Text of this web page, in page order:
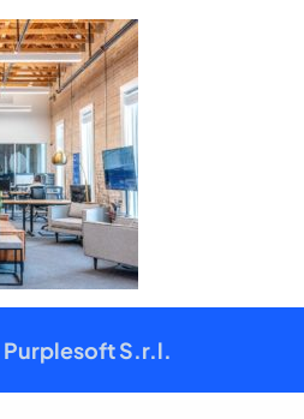
Purplesoft S.r.l.